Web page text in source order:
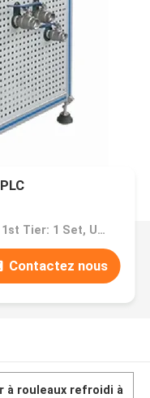
Prix：1st Tier: 1 Set, Unit Price USD 3.00 2nd Tier: 2-5 Sets, Unit Price USD 2.00 3rd Tier: Over 5 Sets, Unit Price USD 1.00
Contactez nous
à rouleaux refroidi à